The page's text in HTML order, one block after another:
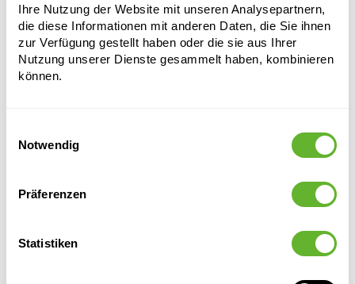
Ihre Nutzung der Website mit unseren Analysepartnern,
die diese Informationen mit anderen Daten, die Sie ihnen
zur Verfügung gestellt haben oder die sie aus Ihrer
Nutzung unserer Dienste gesammelt haben, kombinieren
können.
Notwendig
Präferenzen
Statistiken
Dracaena fragrans 'Janet Lind'
60-Carrousel